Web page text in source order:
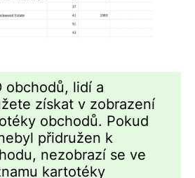
obchodů, lidí a
získat v zobrazení
obchodů. Pokud
přidružen k
nezobrazí se ve
kartotéky